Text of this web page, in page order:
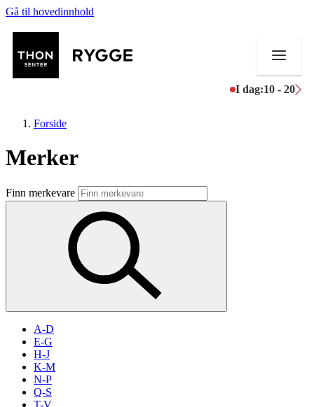
Gå til hovedinnhold
I dag:10 - 20
Butikker
Mat og drikke
Aktiviteter
Inspirasjon
Søk
Forside
Merker
Finn merkevare
A-D
E-G
H-J
K-M
N-P
Q-S
T-V